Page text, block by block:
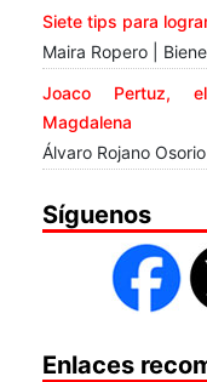
Siete tips para
Maira Ropero |
Joaco Pertuz,
Magdalena
Álvaro Rojano
Síguenos
Enlaces